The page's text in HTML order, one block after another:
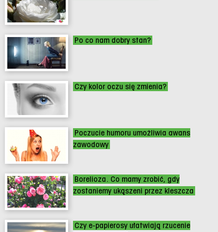
Po co nam dobry stan?
Czy kolor oczu się zmienia?
Poczucie humoru umożliwia awans
zawodowy
Borelioza. Co mamy zrobić, gdy
zostaniemy ukąszeni przez kleszcza
Czy e-papierosy ułatwiają rzucenie